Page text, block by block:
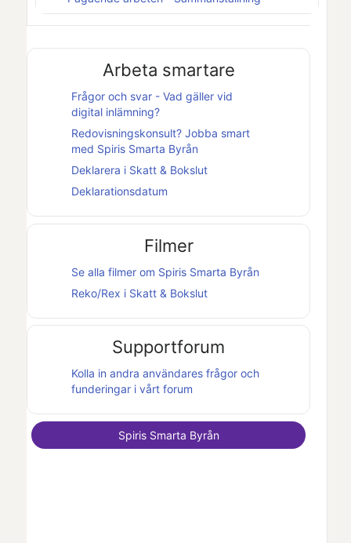
Arbeta smartare
Frågor och svar - Vad gäller vid
digital inlämning?
Redovisningskonsult? Jobba smart
med Spiris Smarta Byrån
Deklarera i Skatt & Bokslut
Deklarationsdatum
Filmer
Se alla filmer om Spiris Smarta Byrån
Reko/Rex i Skatt & Bokslut
Supportforum
Kolla in andra användares frågor och
funderingar i vårt forum
Spiris Smarta Byrån